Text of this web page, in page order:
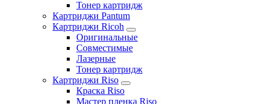
Тонер картридж
Картриджи Pantum
Картриджи Ricoh
Оригинальные
Совместимые
Лазерные
Тонер картридж
Картриджи Riso
Краска Riso
Мастер пленка Riso